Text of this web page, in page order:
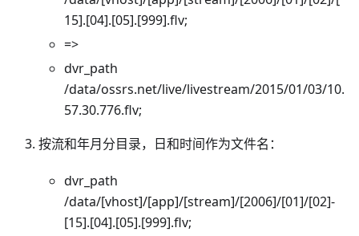
15].[04].[05].[999].flv;
=>
dvr_path
/data/ossrs.net/live/livestream/2015/01/03/10.
57.30.776.flv;
按流和年月分目录，日和时间作为文件名：
dvr_path
/data/[vhost]/[app]/[stream]/[2006]/[01]/[02]-
[15].[04].[05].[999].flv;